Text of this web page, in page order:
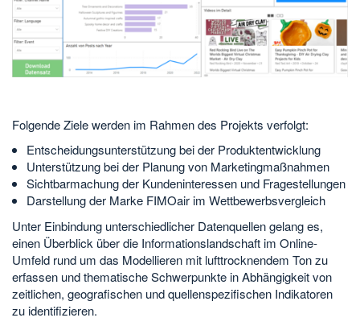
Folgende Ziele werden im Rahmen des Projekts verfolgt:
Entscheidungsunterstützung bei der Produktentwicklung
Unterstützung bei der Planung von Marketingmaßnahmen
Sichtbarmachung der Kundeninteressen und Fragestellungen
Darstellung der Marke FIMOair im Wettbewerbsvergleich
Unter Einbindung unterschiedlicher Datenquellen gelang es,
einen Überblick über die Informationslandschaft im Online-
Umfeld rund um das Modellieren mit lufttrocknendem Ton zu
erfassen und thematische Schwerpunkte in Abhängigkeit von
zeitlichen, geografischen und quellenspezifischen Indikatoren
zu identifizieren.